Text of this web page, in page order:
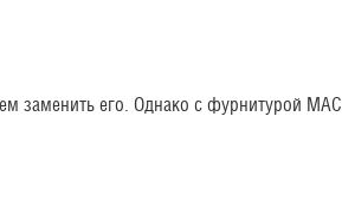
заменить его. Однако с фурнитурой